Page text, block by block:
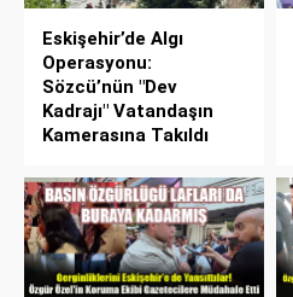
Eskişehir’de Algı
Operasyonu:
Sözcü’nün "Dev
Kadrajı" Vatandaşın
Kamerasına Takıldı